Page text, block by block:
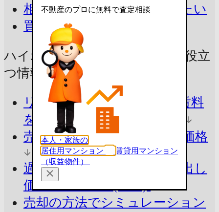
相続したマンションを売りたい
買取を相談したい
ハイホーム立川一番町の売却に
役立
つ情報をチェック！
リアルな売出し価格・募集賃料
を知る 今の市場価格を把握
売ったらいくら？
参考査定価格
過去の売出し価格を知る
売出し
価格の掲載履歴(85件)
売却の方法でシミュレーション
不動産のプロに無料で査定相談
本人・家族の
居住用マンション
賃貸用マンション
（収益物件）